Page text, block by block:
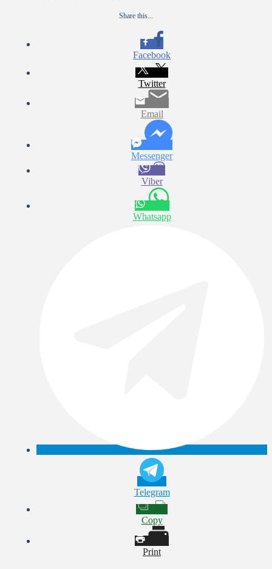
Share this...
Facebook
Twitter
Email
Messenger
Viber
Whatsapp
Telegram
Copy
Print